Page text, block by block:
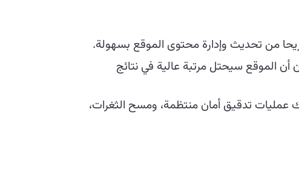
من تحديث وإدارة محتوى الموقع بسهولة.
الموقع سيحتل مرتبة عالية في نتائج
عمليات تدقيق أمان منتظمة، ومسح الثغرات،